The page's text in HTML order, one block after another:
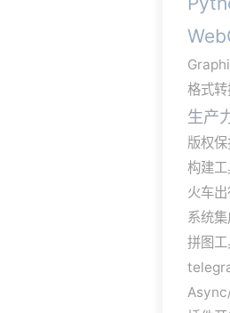
格式
生产
版权
构建
火车
系统
拼图